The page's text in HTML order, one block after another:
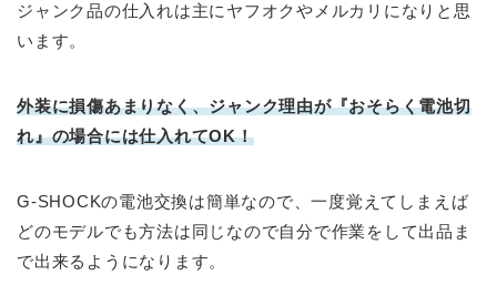
ジャンク品の仕入れは主にヤフオクやメルカリになりと思
います。
外装に損傷あまりなく、ジャンク理由が『おそらく電池切
れ』の場合には仕入れてOK！
G-SHOCKの電池交換は簡単なので、一度覚えてしまえば
どのモデルでも方法は同じなので自分で作業をして出品ま
で出来るようになります。